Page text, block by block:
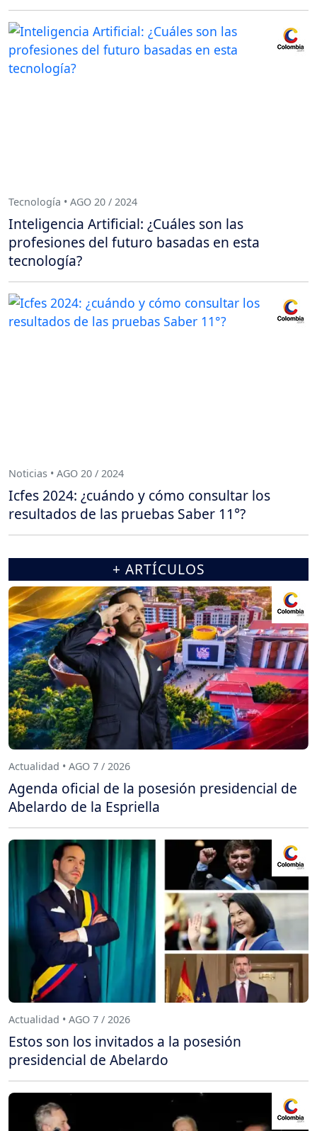
Tecnología • AGO 20 / 2024
Inteligencia Artificial: ¿Cuáles son las
profesiones del futuro basadas en esta
tecnología?
Noticias • AGO 20 / 2024
Icfes 2024: ¿cuándo y cómo consultar los
resultados de las pruebas Saber 11°?
+ ARTÍCULOS
Actualidad • AGO 7 / 2026
Agenda oficial de la posesión presidencial de
Abelardo de la Espriella
Actualidad • AGO 7 / 2026
Estos son los invitados a la posesión
presidencial de Abelardo